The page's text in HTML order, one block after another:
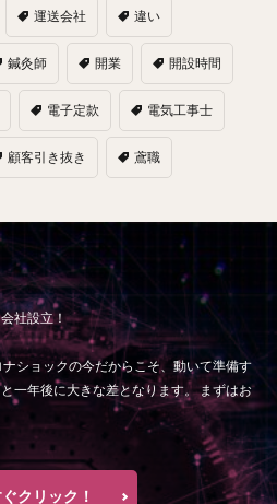
運送会社 違い
鍼灸師 開業 開設時間
電子定款 電気工事士
顧客引き抜き 鳶職
社設立！
ショックの今だからこそ、動いて準備す
一年後に大きな差となります。 まずはお
クリック！